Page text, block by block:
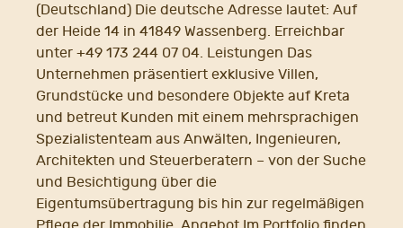
(Deutschland) Die deutsche Adresse lautet: Auf
der Heide 14 in 41849 Wassenberg. Erreichbar
unter +49 173 244 07 04. Leistungen Das
Unternehmen präsentiert exklusive Villen,
Grundstücke und besondere Objekte auf Kreta
und betreut Kunden mit einem mehrsprachigen
Spezialistenteam aus Anwälten, Ingenieuren,
Architekten und Steuerberatern – von der Suche
und Besichtigung über die
Eigentumsübertragung bis hin zur regelmäßigen